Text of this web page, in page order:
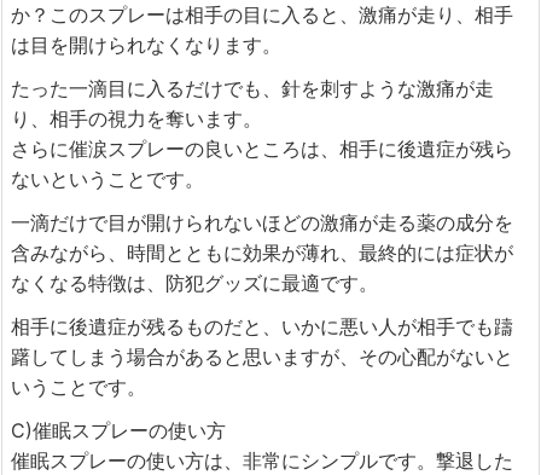
か？このスプレーは相手の目に入ると、激痛が走り、相手
は目を開けられなくなります。
たった一滴目に入るだけでも、針を刺すような激痛が走
り、相手の視力を奪います。
さらに催涙スプレーの良いところは、相手に後遺症が残ら
ないということです。
一滴だけで目が開けられないほどの激痛が走る薬の成分を
含みながら、時間とともに効果が薄れ、最終的には症状が
なくなる特徴は、防犯グッズに最適です。
相手に後遺症が残るものだと、いかに悪い人が相手でも躊
躇してしまう場合があると思いますが、その心配がないと
いうことです。
C)催眠スプレーの使い方
催眠スプレーの使い方は、非常にシンプルです。撃退した